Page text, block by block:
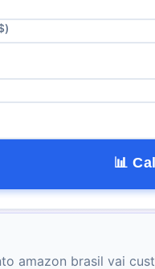
📊
amazon brasil vai